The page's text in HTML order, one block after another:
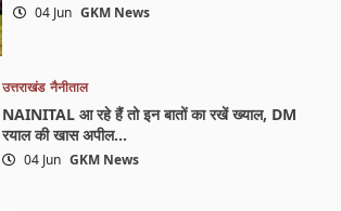
04 Jun GKM News
उत्तराखंड नैनीताल
NAINITAL आ रहे हैं तो इन बातों का रखें ख्याल, DM
रयाल की खास अपील…
04 Jun GKM News